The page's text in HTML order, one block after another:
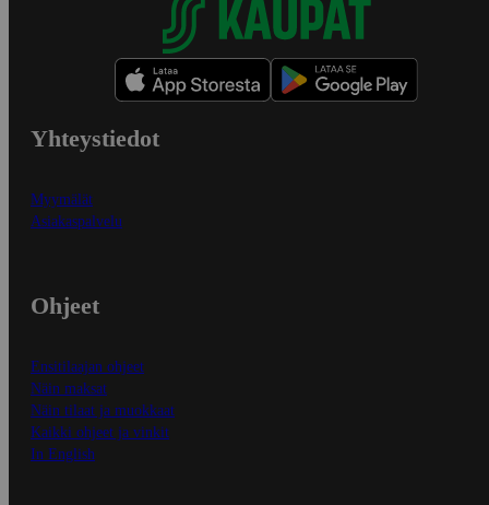
Yhteystiedot
Myymälät
Asiakaspalvelu
Ohjeet
Ensitilaajan ohjeet
Näin maksat
Näin tilaat ja muokkaat
Kaikki ohjeet ja vinkit
In English